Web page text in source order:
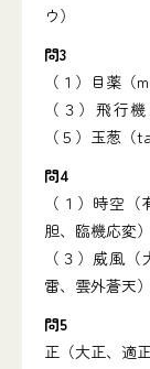
ウ）
問3
（１）目薬（
（３）飛行
（５）玉葱（
問4
（１）時空
胆、臨機応変）
（３）威風
雷、雲外蒼天）
問5
正（大正、適